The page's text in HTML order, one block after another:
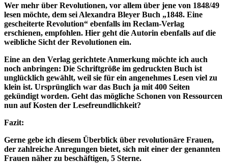
Wer mehr über Revolutionen, vor allem über jene von 1848/49
lesen möchte, dem sei Alexandra Bleyer Buch „1848. Eine
gescheiterte Revolution“ ebenfalls im Reclam-Verlag
erschienen, empfohlen. Hier geht die Autorin ebenfalls auf die
weibliche Sicht der Revolutionen ein.
Eine an den Verlag gerichtete Anmerkung möchte ich auch
noch anbringen: Die Schriftgröße im gedruckten Buch ist
unglücklich gewählt, weil sie für ein angenehmes Lesen viel zu
klein ist. Ursprünglich war das Buch ja mit 400 Seiten
gekündigt worden. Geht das mögliche Schonen von Ressourcen
nun auf Kosten der Lesefreundlichkeit?
Fazit:
Gerne gebe ich diesem Überblick über revolutionäre Frauen,
der zahlreiche Anregungen bietet, sich mit einer der genannten
Frauen näher zu beschäftigen, 5 Sterne.